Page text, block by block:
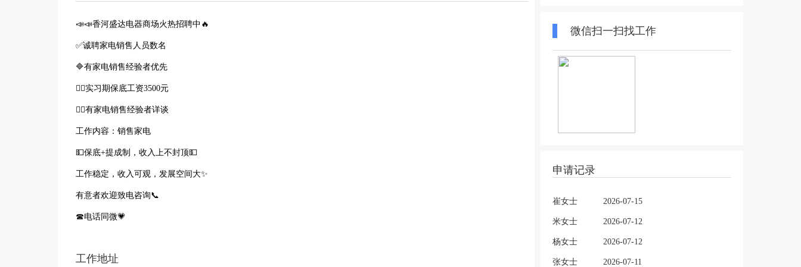
📣📣香河盛达电器商场火热招聘中🔥
✅诚聘家电销售人员数名
🔷有家电销售经验者优先
👉🏻实习期保底工资3500元
👉🏻有家电销售经验者详谈
工作内容：销售家电
💵保底+提成制，收入上不封顶💵
工作稳定，收入可观，发展空间大✨
有意者欢迎致电咨询📞
☎电话同微💗
工作地址
微信扫一扫找工作
申请记录
崔女士 2026-07-15
米女士 2026-07-12
杨女士 2026-07-12
张女士 2026-07-11